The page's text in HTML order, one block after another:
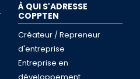
À QUI S'ADRESSE
COPPTEN
Créateur / Repreneur
d'entreprise
Entreprise en